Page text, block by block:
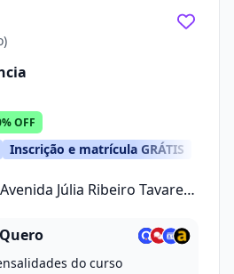
OFF
Inscrição e matrícula GRÁTIS
Júlia Ribeiro Tavares,
do curso